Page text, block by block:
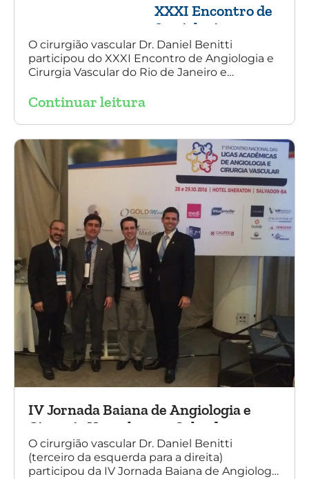
XXXI Encontro de
Angiologia e
Cirurgia Vascular
do Rio de Janeiro
O cirurgião vascular Dr. Daniel Benitti
participou do XXXI Encontro de Angiologia e
Cirurgia Vascular do Rio de Janeiro e
multilayer no tratamento de aneurisma
Continuar leitura
IV Jornada Baiana de Angiologia e
Cirurgia Vascular, em Salvador
O cirurgião vascular Dr. Daniel Benitti
(terceiro da esquerda para a direita)
participou da IV Jornada Baiana de Angiologia